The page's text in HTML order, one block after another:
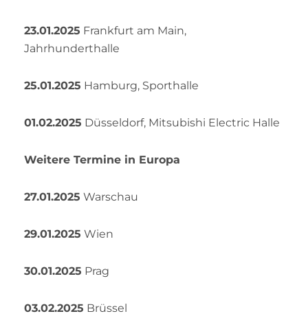
23.01.2025 Frankfurt am Main,
Jahrhunderthalle
25.01.2025 Hamburg, Sporthalle
01.02.2025 Düsseldorf, Mitsubishi Electric Halle
Weitere Termine in Europa
27.01.2025 Warschau
29.01.2025 Wien
30.01.2025 Prag
03.02.2025 Brüssel